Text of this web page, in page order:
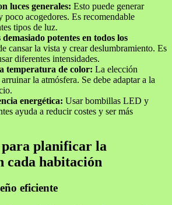
luces generales: Esto puede generar
poco acogedores. Es recomendable
tipos de luz.
potentes en todos los
cansar la vista y crear deslumbramiento. Es
diferentes intensidades.
temperatura de color: La elección
la atmósfera. Se debe adaptar a la
energética: Usar bombillas LED y
ayuda a reducir costes y ser más
planificar la
cada habitación
eficiente